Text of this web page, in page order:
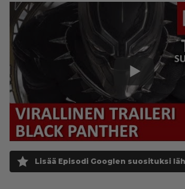
Lisää Episodi Googlen suosituksi